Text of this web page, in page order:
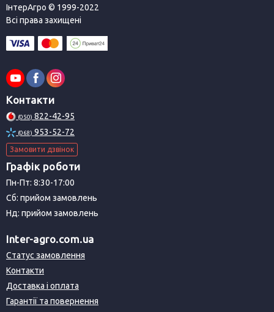
ІнтерАгро © 1999-2022
Всі права захищені
Контакти
(050) 822-42-95
(068) 953-52-72
Замовити дзвінок
Графік роботи
Пн-Пт: 8:30-17:00
Сб: прийом замовлень
Нд: прийом замовлень
Inter-agro.com.ua
Статус замовлення
Контакти
Доставка і оплата
Гарантії та повернення